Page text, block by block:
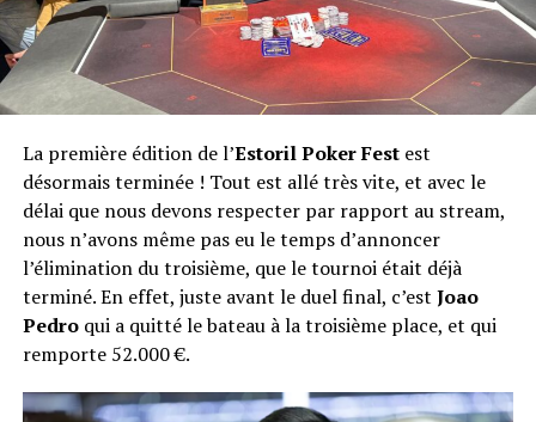
La première édition de l’Estoril Poker Festest
désormais terminée ! Tout est allé très vite, et avec le
délai que nous devons respecter par rapport au stream,
nous n’avons même pas eu le temps d’annoncer
l’élimination du troisième, que le tournoi était déjà
terminé. En effet, juste avant le duel final, c’est Joao
Pedroqui a quitté le bateau à la troisième place, et qui
remporte 52.000 €.